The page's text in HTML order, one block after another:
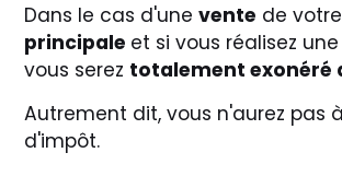
Dans le cas d'unevente de votre
principale et si vous réalisez
vous serez totalement exonéré
Autrement dit, vous n'aurez pas
d'impôt.